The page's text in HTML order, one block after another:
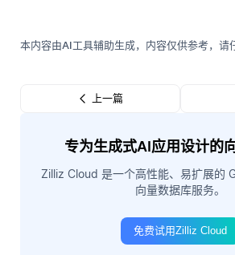
本内容由AI工具辅助生成，内容仅供参考，请
上一篇
专为生成式AI应用设计的
Zilliz Cloud 是一个高性能、易扩展的
向量数据库服务。
免费试用Zilliz Cloud